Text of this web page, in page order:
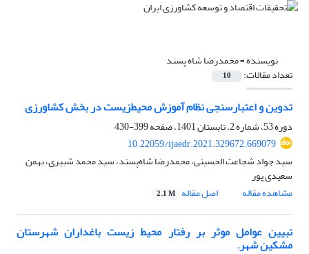
نویسنده =محمدرضا شاه پسند
تعداد مقالات: 10
تدوین و اعتبار‌سنجی نظام آموزش محیط‌زیست در بخش کشاورزی
دوره 53، شماره 2، تابستان 1401، صفحه
399-430
10.22059/ijaedr.2021.329672.669079
سید جواد شجاعت الحسینی، محمدرضا شاه‌پسند، سید محمد شبیری، بهمن
سعیدی پور
مشاهده مقاله
اصل مقاله 2.1 M
تبیین عوامل موثر بر رفتار محیط زیست باغداران شهرستان
مشکین شهر.